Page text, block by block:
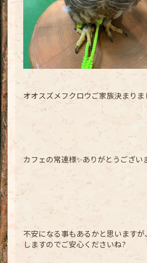
オオスズメフクロウご家族決まりま
カフェの常連様✨ありがとうござ
不安になる事もあるかと思います
しますのでご安心くださいね?